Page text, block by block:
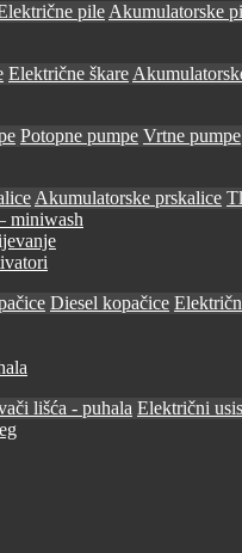
pile Akumulatorske
Električne škare
Potopne pumpe Vrtne pumpe
Akumulatorske prskalice
miniwash
Diesel kopačice
lišća - puhala Električni